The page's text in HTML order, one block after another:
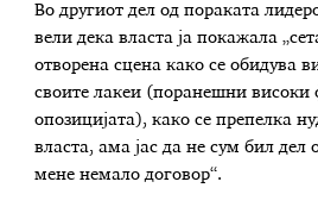
Во другиот дел од пораката
вели дека власта ја покажала
отворена сцена како се обидува
своите лакеи (поранешни високи
опозицијата), како се препелка
власта, ама јас да не сум бил дел
мене немало договор“.